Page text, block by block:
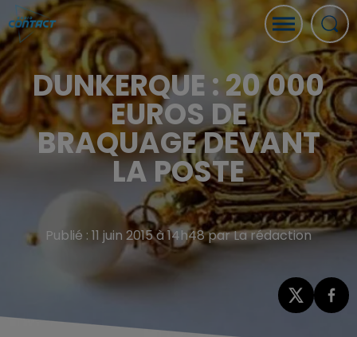
DUNKERQUE : 20 000
EUROS DE
BRAQUAGE DEVANT
LA POSTE
Publié : 11 juin 2015 à 14h48 par La rédaction